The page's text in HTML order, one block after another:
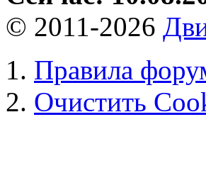
© 2011-2026
Правила
Очистить